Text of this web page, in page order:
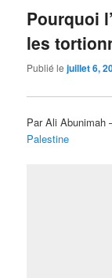
Pourquoi
les
Publié lejuillet 6,
Par Ali Abunimah
Palestine